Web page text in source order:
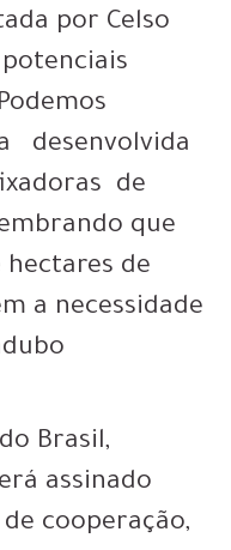
por Celso
desenvolvida
de
que
hectares de
a necessidade
Brasil,
assinado
cooperação,